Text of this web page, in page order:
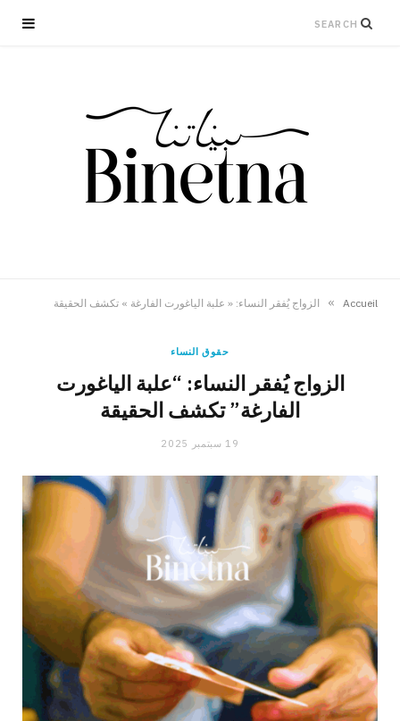
Accueil
» الزواج يُفقر النساء: « علبة الياغورت الفارغة » تكشف الحقيقة
حقوق النساء
الزواج يُفقر النساء: “علبة الياغورت
الفارغة” تكشف الحقيقة
19 سبتمبر 2025